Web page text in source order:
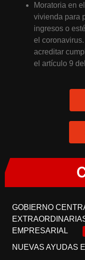
Moratoria en
vivienda para
ingresos o
el
acreditar
el artículo 9
GOBIERNO
EMPRESARIAL
NUEVAS AYUDAS